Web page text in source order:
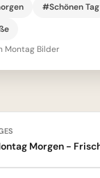
#Schönen Tag
Montag Bilder